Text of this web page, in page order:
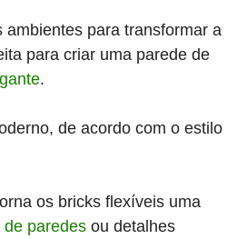
para transformar a
para criar uma parede de
.
de acordo com o estilo
os bricks flexíveis uma
de paredes ou detalhes